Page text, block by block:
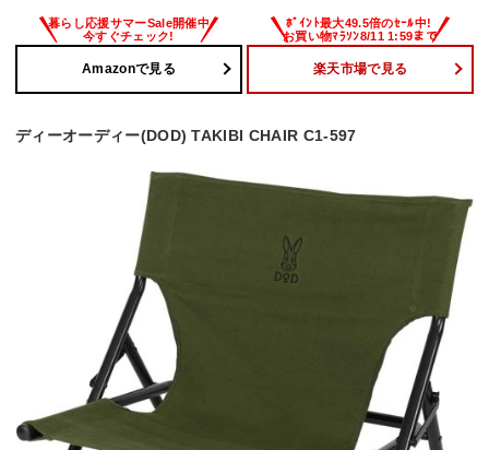
Amazonで見る 楽天市場で見る
ディーオーディー(DOD) TAKIBI CHAIR C1-597